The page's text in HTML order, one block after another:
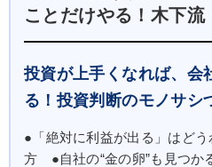
ことだけやる！木下流
投資が上手くなれば、会
る！投資判断のモノサシ
●「絶対に利益が出る」はど
方 ●自社の“金の卵”も見つか